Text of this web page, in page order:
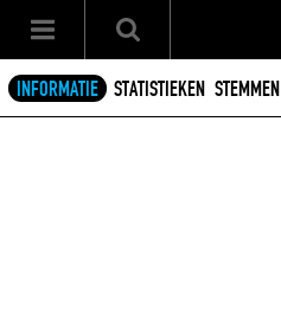
INFORMATIE STATISTIEKEN STEMMEN